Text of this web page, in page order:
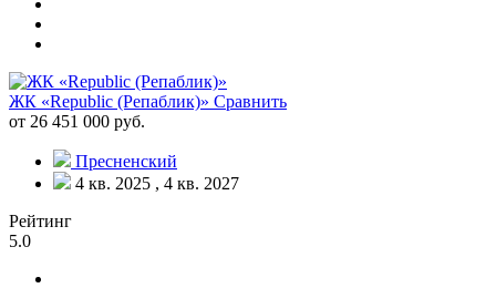
ЖК «Republic (Репаблик)» Сравнить
от 26 451 000 руб.
Пресненский
4 кв. 2025 , 4 кв. 2027
Рейтинг
5.0